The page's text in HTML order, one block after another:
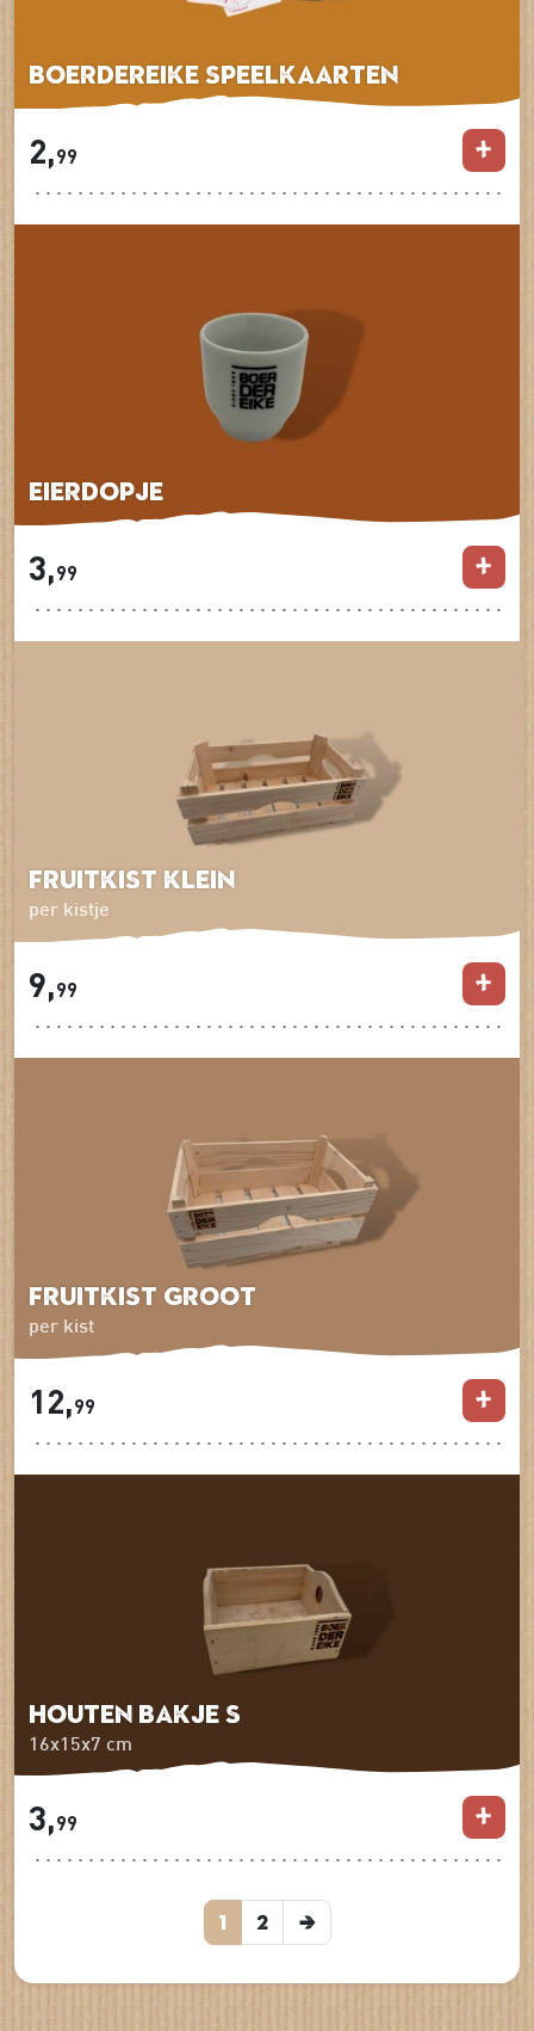
Boerdereike speelkaarten
2,99
Eierdopje
3,99
per kistje
Fruitkist klein
9,99
per kist
Fruitkist groot
12,99
16x15x7 cm
Houten bakje S
3,99
1 2